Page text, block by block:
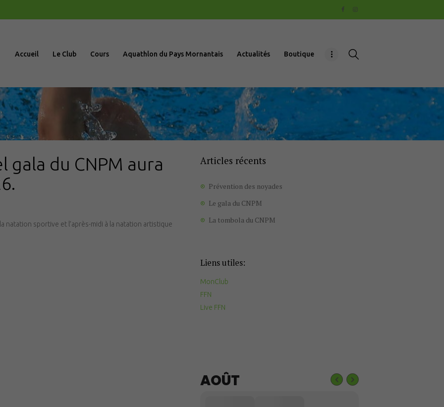
Accueil Le Club Cours Aquathlon du Pays Mornantais Actualités Boutique
Aquathlon du
Mornantais
Actualités
Documents
du CNPM aura
natation sportive et l’après-midi à la natation artistique
Articles récents
Prévention des noyades
Le gala du CNPM
La tombola du CNPM
Liens utiles:
MonClub
FFN
Live FFN
AOÛT